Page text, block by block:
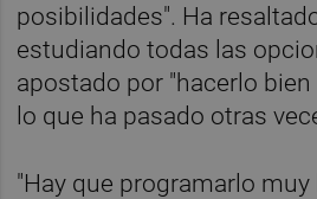
posibilidades". Ha
estudiando todas las
apostado por "hacerlo
lo que ha pasado otras
"Hay que programarlo